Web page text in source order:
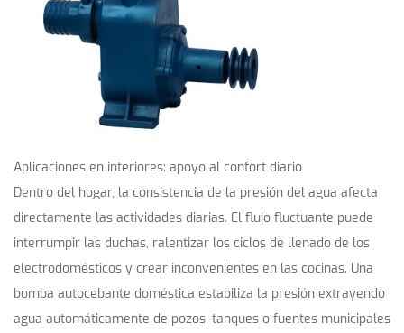
Aplicaciones en interiores: apoyo al confort diario
Dentro del hogar, la consistencia de la presión del agua afecta
directamente las actividades diarias. El flujo fluctuante puede
interrumpir las duchas, ralentizar los ciclos de llenado de los
electrodomésticos y crear inconvenientes en las cocinas. Una
bomba autocebante doméstica estabiliza la presión extrayendo
agua automáticamente de pozos, tanques o fuentes municipales